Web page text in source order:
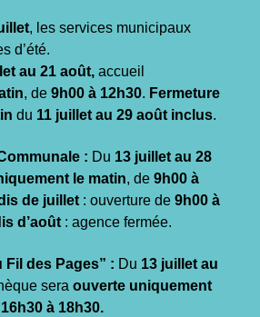
, les services municipaux
d’été.
au 21 août, accueil
, de 9h00 à 12h30. Fermeture
du 11 juillet au 29 août inclus.
: Du 13 juillet au 28
le matin, de 9h00 à
de juillet : ouverture de 9h00 à
d’août : agence fermée.
Fil des Pages” : Du 13 juillet au
sera ouverte uniquement
à 18h30.